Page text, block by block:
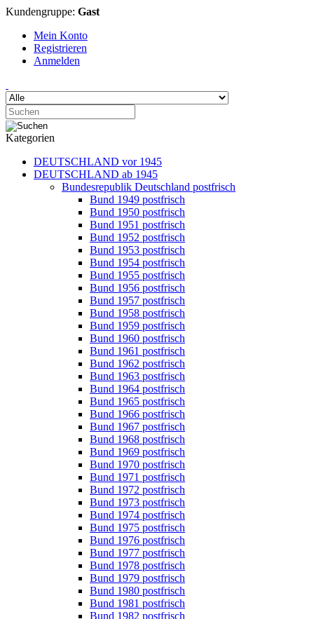
Kundengruppe: Gast
Mein Konto
Registrieren
Anmelden
Kategorien
DEUTSCHLAND vor 1945
DEUTSCHLAND ab 1945
Bundesrepublik Deutschland postfrisch
Bund 1949 postfrisch
Bund 1950 postfrisch
Bund 1951 postfrisch
Bund 1952 postfrisch
Bund 1953 postfrisch
Bund 1954 postfrisch
Bund 1955 postfrisch
Bund 1956 postfrisch
Bund 1957 postfrisch
Bund 1958 postfrisch
Bund 1959 postfrisch
Bund 1960 postfrisch
Bund 1961 postfrisch
Bund 1962 postfrisch
Bund 1963 postfrisch
Bund 1964 postfrisch
Bund 1965 postfrisch
Bund 1966 postfrisch
Bund 1967 postfrisch
Bund 1968 postfrisch
Bund 1969 postfrisch
Bund 1970 postfrisch
Bund 1971 postfrisch
Bund 1972 postfrisch
Bund 1973 postfrisch
Bund 1974 postfrisch
Bund 1975 postfrisch
Bund 1976 postfrisch
Bund 1977 postfrisch
Bund 1978 postfrisch
Bund 1979 postfrisch
Bund 1980 postfrisch
Bund 1981 postfrisch
Bund 1982 postfrisch